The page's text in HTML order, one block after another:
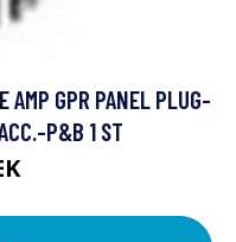
GPR PANEL PLUG-
P&B 1 ST